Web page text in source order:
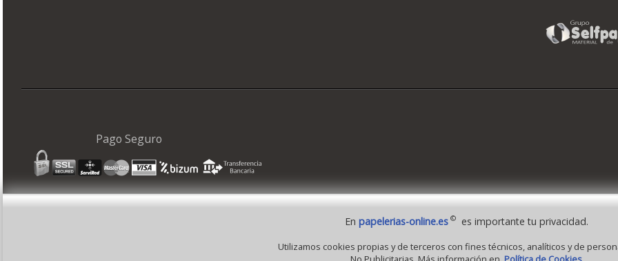
Pago Seguro
© 1995 - 2026 Grupo Selfpaper. Todos los derechos reservados
En papelerias-online.es©es importante tu privacidad.
Utilizamos cookies propias y de terceros con fines técnicos, analíticos y de